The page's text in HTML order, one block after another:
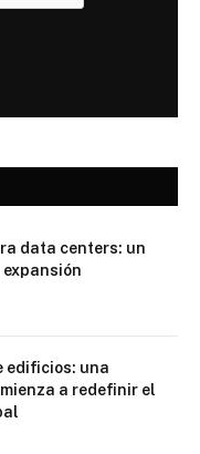
data centers: un
edificios: una
a redefinir el